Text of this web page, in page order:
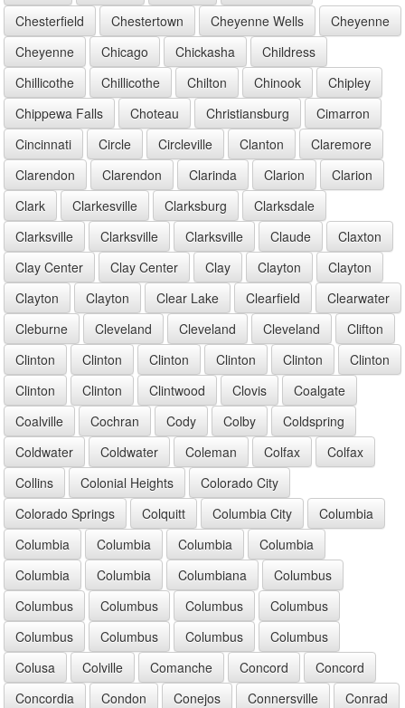
Chesterfield
Chestertown Cheyenne Wells
Cheyenne
Cheyenne
Chicago Chickasha
Childress
Chillicothe
Chillicothe Chilton Chinook
Chipley
Chippewa Falls
Choteau Christiansburg
Cimarron
Cincinnati
Circle Circleville Clanton
Claremore
Clarendon
Clarendon Clarinda Clarion
Clarion
Clark
Clarkesville Clarksburg
Clarksdale
Clarksville
Clarksville Clarksville Claude
Claxton
Clay Center
Clay Center Clay Clayton
Clayton
Clayton
Clayton Clear Lake Clearfield
Clearwater
Cleburne
Cleveland Cleveland Cleveland
Clifton
Clinton
Clinton Clinton Clinton Clinton
Clinton
Clinton
Clinton Clintwood Clovis
Coalgate
Coalville
Cochran Cody Colby
Coldspring
Coldwater
Coldwater Coleman Colfax
Colfax
Collins
Colonial Heights
Colorado City
Colorado Springs
Colquitt Columbia City
Columbia
Columbia
Columbia Columbia
Columbia
Columbia
Columbia Columbiana
Columbus
Columbus
Columbus Columbus
Columbus
Columbus
Columbus Columbus
Columbus
Colusa
Colville Comanche Concord
Concord
Concordia
Condon Conejos Connersville
Conrad